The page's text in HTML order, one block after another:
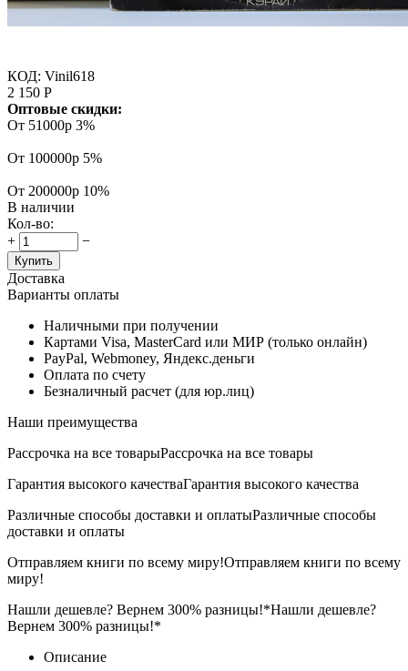
КОД: Vinil618
2 150 Р
Оптовые скидки:
От 51000р 3%
От 100000р 5%
От 200000р 10%
В наличии
Кол-во:
+
−
Купить
Доставка
Варианты оплаты
Наличными при получении
Картами Visa, MasterCard или МИР (только онлайн)
PayPal, Webmoney, Яндекс.деньги
Оплата по счету
Безналичный расчет (для юр.лиц)
Наши преимущества
Рассрочка на все товарыРассрочка на все товары
Гарантия высокого качестваГарантия высокого качества
Различные способы доставки и оплатыРазличные способы
доставки и оплаты
Отправляем книги по всему миру!Отправляем книги по всему
миру!
Нашли дешевле? Вернем 300% разницы!*Нашли дешевле?
Вернем 300% разницы!*
Описание